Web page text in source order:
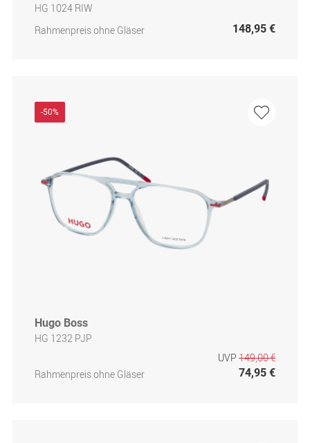
HG 1024 RIW
Rahmenpreis ohne Gläser
148,95 €
-50%
Hugo Boss
HG 1232 PJP
Rahmenpreis ohne Gläser
UVP 149,00 €
74,95 €